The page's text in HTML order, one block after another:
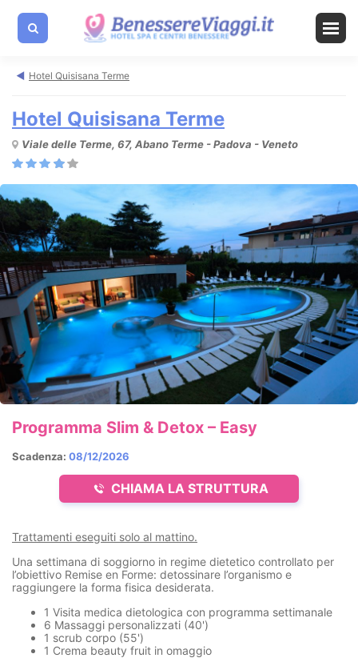
Hotel Quisisana Terme
Hotel Quisisana Terme
Viale delle Terme, 67, Abano Terme - Padova - Veneto
CHIAMA LA STRUTTURA
Scadenza: 08/12/2026
Programma Slim & Detox – Easy
Trattamenti eseguiti solo al mattino.
Una settimana di soggiorno in regime dietetico controllato per
l’obiettivo Remise en Forme: detossinare l’organismo e
raggiungere la forma fisica desiderata.
1 Visita medica dietologica con programma settimanale
6 Massaggi personalizzati (40')
1 scrub corpo (55')
1 Crema beauty fruit in omaggio